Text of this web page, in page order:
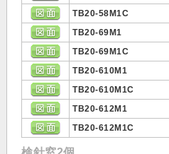
TB20-58M1C
TB20-69M1
TB20-69M1C
TB20-610M1
TB20-610M1C
TB20-612M1
TB20-612M1C